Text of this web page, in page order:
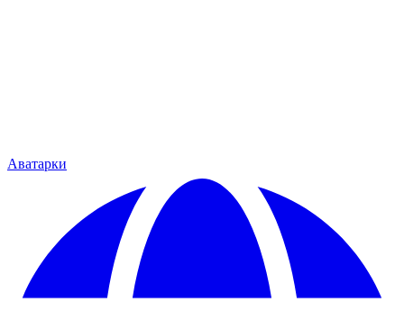
Аватарки